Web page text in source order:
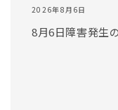
2026年8月6日
8月6日障害発生